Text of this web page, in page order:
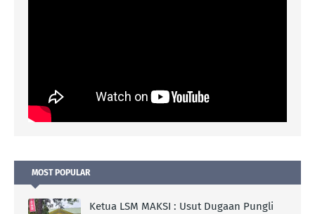
MOST POPULAR
Ketua LSM MAKSI : Usut Dugaan Pungli